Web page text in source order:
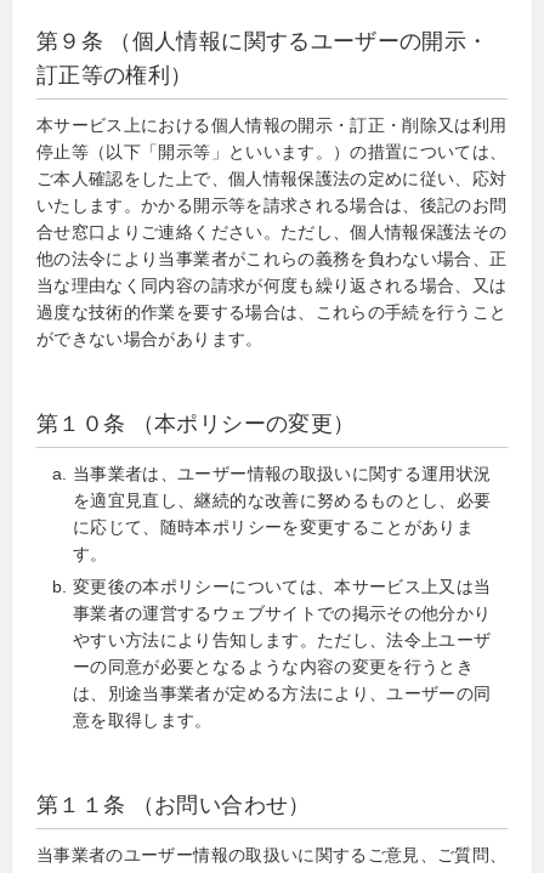
第９条 （個人情報に関するユーザーの開示・
訂正等の権利）
本サービス上における個人情報の開示・訂正・削除又は利用
停止等（以下「開示等」といいます。）の措置については、
ご本人確認をした上で、個人情報保護法の定めに従い、応対
いたします。かかる開示等を請求される場合は、後記のお問
合せ窓口よりご連絡ください。ただし、個人情報保護法その
他の法令により当事業者がこれらの義務を負わない場合、正
当な理由なく同内容の請求が何度も繰り返される場合、又は
過度な技術的作業を要する場合は、これらの手続を行うこと
ができない場合があります。
第１０条 （本ポリシーの変更）
当事業者は、ユーザー情報の取扱いに関する運用状況
を適宜見直し、継続的な改善に努めるものとし、必要
に応じて、随時本ポリシーを変更することがありま
す。
変更後の本ポリシーについては、本サービス上又は当
事業者の運営するウェブサイトでの掲示その他分かり
やすい方法により告知します。ただし、法令上ユーザ
ーの同意が必要となるような内容の変更を行うとき
は、別途当事業者が定める方法により、ユーザーの同
意を取得します。
第１１条 （お問い合わせ）
当事業者のユーザー情報の取扱いに関するご意見、ご質問、